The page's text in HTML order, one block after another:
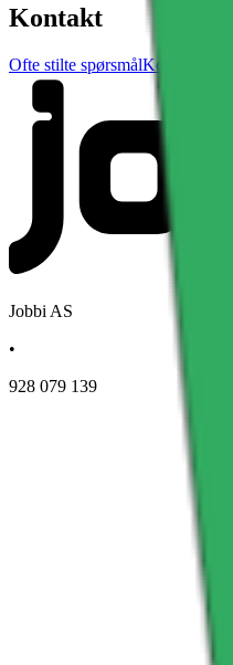
Kontakt
Ofte stilte spørsmålKontakt Jobbi
Jobbi AS
•
928 079 139